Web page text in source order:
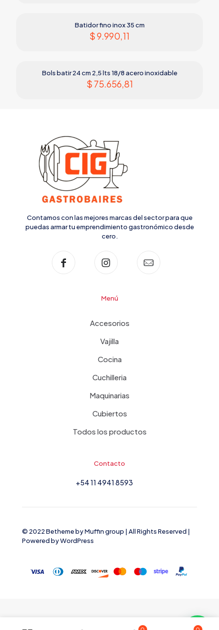
Batidor fino inox 35 cm
$9.990,11
Bols batir 24 cm 2,5 lts 18/8 acero inoxidable
$ 75.656,81
Contamos con las mejores marcas del sector para que
puedas armar tu emprendimiento gastronómico desde
cero.
Menú
Accesorios
Vajilla
Cocina
Cuchilleria
Maquinarias
Cubiertos
Todos los productos
Contacto
+54 11 4941 8593
© 2022 Betheme byMuffin group | All Rights Reserved |
Powered byWordPress